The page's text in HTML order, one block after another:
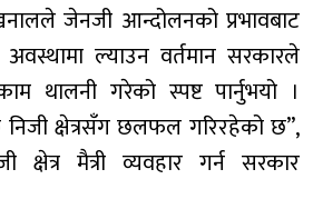
खनालले जेनजी आन्दोलनको प्रभावबाट
अवस्थामा ल्याउन वर्तमान सरकारले
थालनी गरेको स्पष्ट पार्नुभयो ।
क्षेत्रसँग छलफल गरिरहेको छ”,
क्षेत्र मैत्री व्यवहार गर्न सरकार